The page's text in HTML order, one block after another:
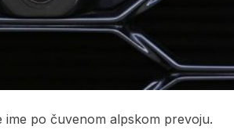
ime po čuvenom alpskom prevoju.